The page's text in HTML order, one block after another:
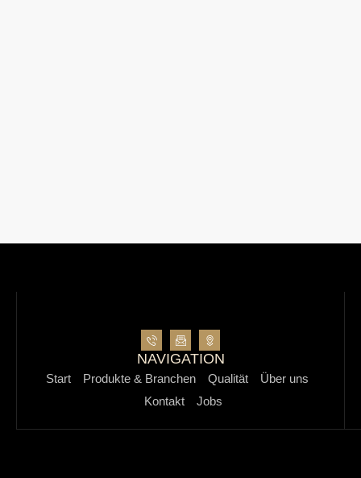
NAVIGATION
Start Produkte & Branchen Qualität
Über uns
Kontakt
Jobs